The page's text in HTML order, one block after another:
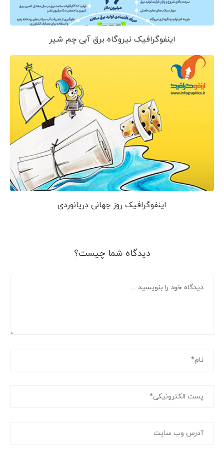
اینفوگرافیک نیروگاه برق آبی چم شیر
اینفوگرافیک روز جهانی دریانوردی
دیدگاه شما چیست؟